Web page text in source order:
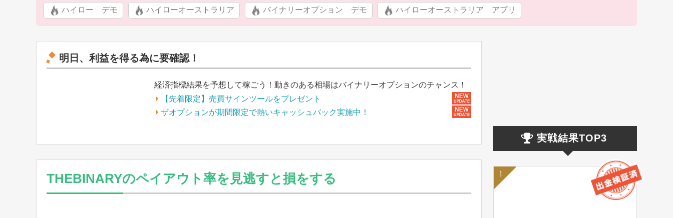
ハイロー デモ ハイローオーストラリア バイナリーオプション デモ ハイローオーストラリア アプリ
明日、利益を得る為に要確認！
経済指標結果を予想して稼ごう！動きのある相場はバイナリーオプションのチャンス！
【先着限定】売買サインツールをプレゼント
ザオプションが期間限定で熱いキャッシュバック実施中！
THEBINARYのペイアウト率を見逃すと損をする
実戦結果TOP3